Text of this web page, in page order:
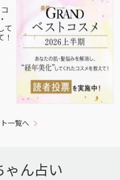
て
！
一覧へ
ゃん占い